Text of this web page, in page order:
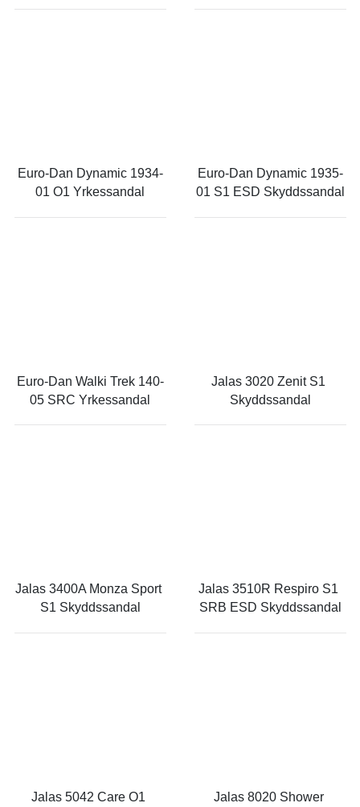
Euro-Dan Dynamic 1934-
01 O1 Yrkessandal
Euro-Dan Dynamic 1935-
01 S1 ESD Skyddssandal
Euro-Dan Walki Trek 140-
05 SRC Yrkessandal
Jalas 3020 Zenit S1
Skyddssandal
Jalas 3400A Monza Sport
S1 Skyddssandal
Jalas 3510R Respiro S1
SRB ESD Skyddssandal
Jalas 5042 Care O1
Jalas 8020 Shower